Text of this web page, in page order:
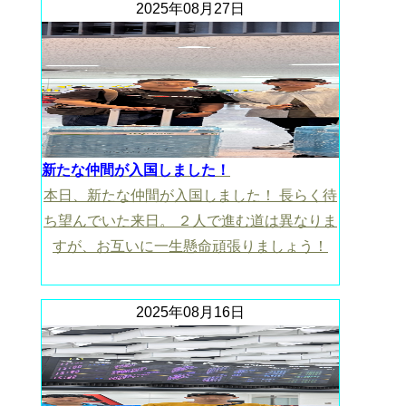
2025年08月27日
新たな仲間が入国しました！
本日、新たな仲間が入国しました！ 長らく待
ち望んでいた来日。 ２人で進む道は異なりま
すが、お互いに一生懸命頑張りましょう！
2025年08月16日